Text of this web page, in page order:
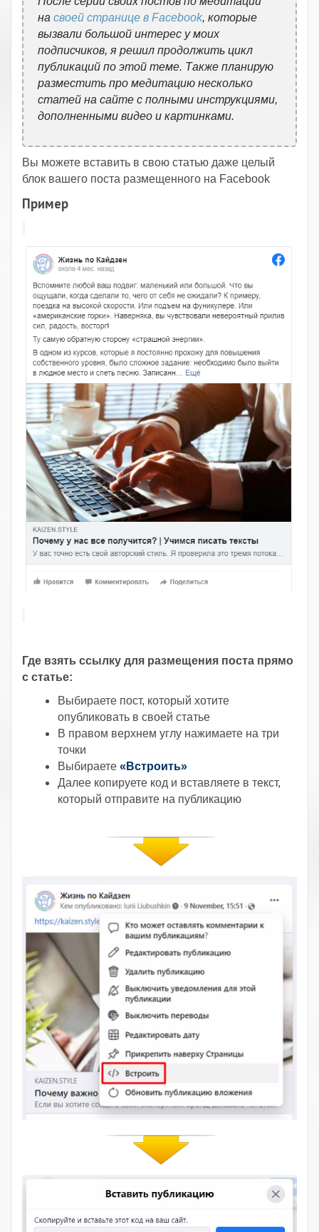
на своей странице в Facebook, которые
вызвали большой интерес у моих
подписчиков, я решил продолжить цикл
публикаций по этой теме. Также планирую
разместить про медитацию несколько
статей на сайте с полными инструкциями,
дополненными видео и картинками.
Вы можете вставить в свою статью даже целый
блок вашего поста размещенного на Facebook
Пример
Где взять ссылку для размещения поста прямо
с статье:
Выбираете пост, который хотите
опубликовать в своей статье
В правом верхнем углу нажимаете на три
точки
Выбираете «Встроить»
Далее копируете код и вставляете в текст,
который отправите на публикацию